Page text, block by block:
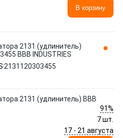
В корзину
2131 (удлинитель)
BBB INDUSTRIES
2131120303455
2131 (удлинитель) ВВВ
91%
7 шт.
17 - 21 августа